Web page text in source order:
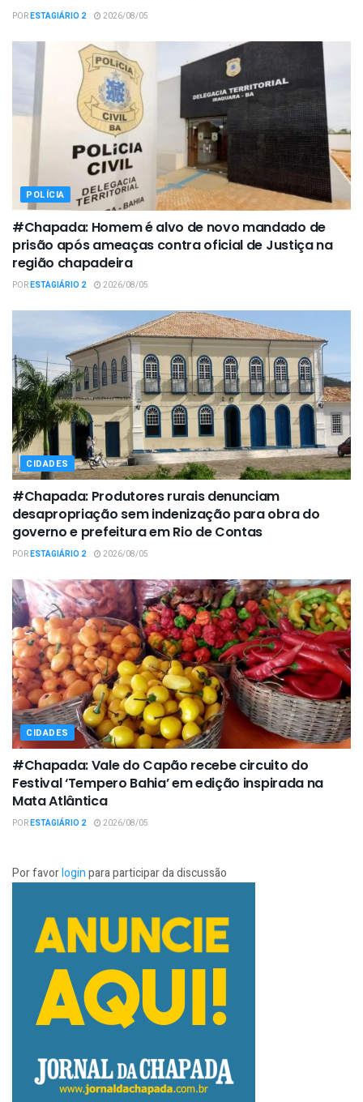
PORESTAGIÁRIO 2 2026/08/05
POLÍCIA
#Chapada: Homem é alvo de novo mandado de
prisão após ameaças contra oficial de Justiça na
região chapadeira
PORESTAGIÁRIO 2 2026/08/05
CIDADES
#Chapada: Produtores rurais denunciam
desapropriação sem indenização para obra do
governo e prefeitura em Rio de Contas
PORESTAGIÁRIO 2 2026/08/05
CIDADES
#Chapada: Vale do Capão recebe circuito do
Festival ‘Tempero Bahia’ em edição inspirada na
Mata Atlântica
PORESTAGIÁRIO 2 2026/08/05
Por favorloginpara participar da discussão